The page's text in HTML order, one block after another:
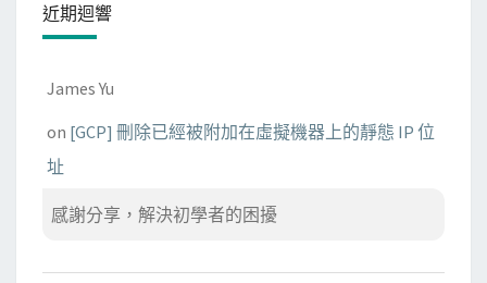
近期迴響
James Yu
on [GCP] 刪除已經被附加在虛擬機器上的靜態 IP 位
址
感謝分享，解決初學者的困擾